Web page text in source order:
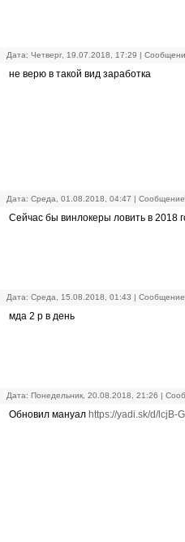
Дата: Четверг, 19.07.2018, 17:29 |
не верю в такой вид заработка
Дата: Среда, 01.08.2018, 04:47 |
Сейчас бы винлокеры ловить в 2018
Дата: Среда, 15.08.2018, 01:43 |
мда 2 р в день
Дата: Понедельник, 20.08.2018, 21:26 |
Обновил мануал https://yadi.sk/d/lcjB-